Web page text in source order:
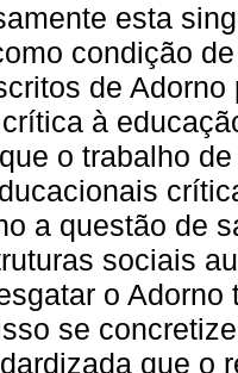
esta
condição
de
à
o trabalho
a questão de
sociais
o
se
que o